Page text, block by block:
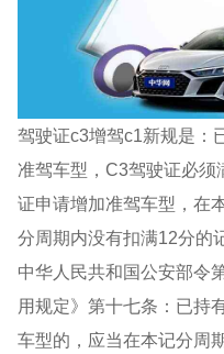
驾驶证c3增驾c1新规是：
准驾车型，C3驾驶证必须
证申请增加准驾车型，在
分周期内没有扣满12分的
中华人民共和国公安部令
用规定》第十七条：已持
车型的，应当在本记分周